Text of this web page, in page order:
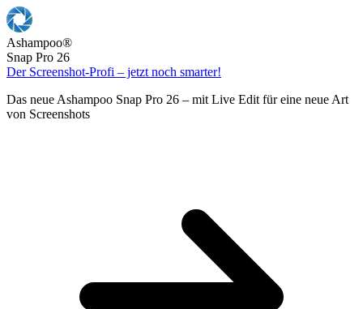
Ashampoo®
Snap Pro 26
Der Screenshot-Profi – jetzt noch smarter!
Das neue Ashampoo Snap Pro 26 – mit Live Edit für eine neue Art
von Screenshots